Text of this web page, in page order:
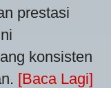
prestasi
konsisten
[Baca Lagi]